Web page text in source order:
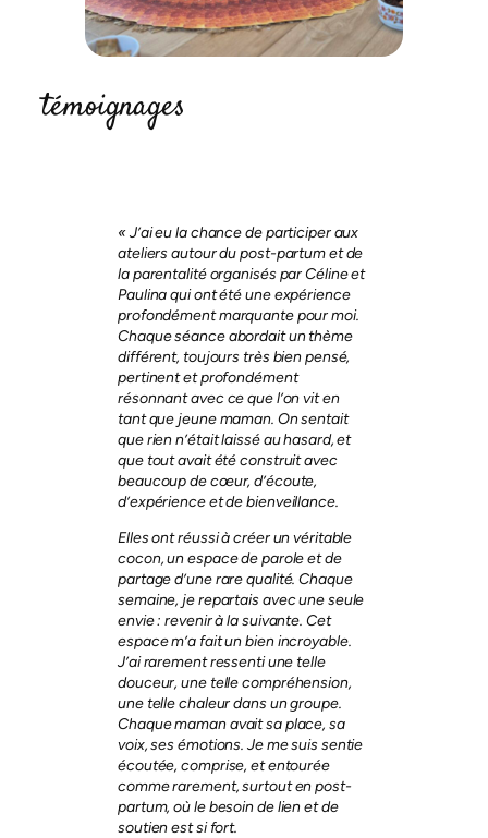
témoignages
« J’ai eu la chance de participer aux
ateliers autour du post-partum et de
la parentalité organisés par Céline et
Paulina qui ont été une expérience
profondément marquante pour moi.
Chaque séance abordait un thème
différent, toujours très bien pensé,
pertinent et profondément
résonnant avec ce que l’on vit en
tant que jeune maman. On sentait
que rien n’était laissé au hasard, et
que tout avait été construit avec
beaucoup de cœur, d’écoute,
d’expérience et de bienveillance.
Elles ont réussi à créer un véritable
cocon, un espace de parole et de
partage d’une rare qualité. Chaque
semaine, je repartais avec une seule
envie : revenir à la suivante. Cet
espace m’a fait un bien incroyable.
J’ai rarement ressenti une telle
douceur, une telle compréhension,
une telle chaleur dans un groupe.
Chaque maman avait sa place, sa
voix, ses émotions. Je me suis sentie
écoutée, comprise, et entourée
comme rarement, surtout en post-
partum, où le besoin de lien et de
soutien est si fort.